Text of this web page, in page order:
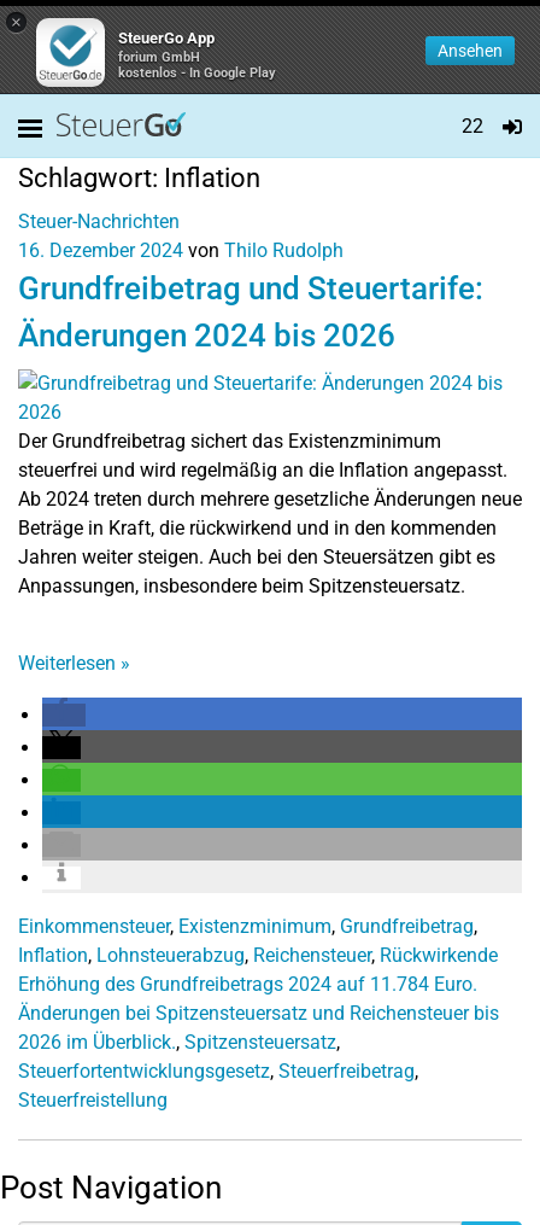
×
SteuerGo App
forium GmbH
kostenlos - In Google Play
Ansehen
22
Schlagwort: Inflation
Steuer-Nachrichten
16. Dezember 2024 von Thilo Rudolph
Grundfreibetrag und Steuertarife:
Änderungen 2024 bis 2026
Der Grundfreibetrag sichert das Existenzminimum
steuerfrei und wird regelmäßig an die Inflation angepasst.
Ab 2024 treten durch mehrere gesetzliche Änderungen neue
Beträge in Kraft, die rückwirkend und in den kommenden
Jahren weiter steigen. Auch bei den Steuersätzen gibt es
Anpassungen, insbesondere beim Spitzensteuersatz.
Weiterlesen »
Einkommensteuer, Existenzminimum, Grundfreibetrag,
Inflation, Lohnsteuerabzug, Reichensteuer, Rückwirkende
Erhöhung des Grundfreibetrags 2024 auf 11.784 Euro.
Änderungen bei Spitzensteuersatz und Reichensteuer bis
2026 im Überblick., Spitzensteuersatz,
Steuerfortentwicklungsgesetz, Steuerfreibetrag,
Steuerfreistellung
Post Navigation